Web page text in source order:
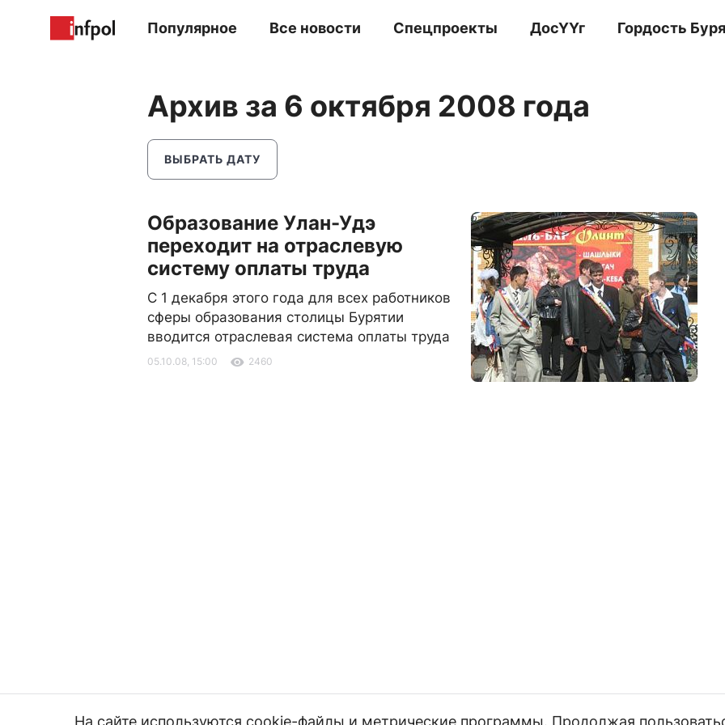
Популярное Все новости Спецпроекты ДосҮҮг Гордость
Архив за 6 октября 2008 года
ВЫБРАТЬ ДАТУ
Образование Улан-Удэ
переходит на отраслевую
систему оплаты труда
С 1 декабря этого года для всех работников
сферы образования столицы Бурятии
вводится отраслевая система оплаты труда
05.10.08, 15:00 2460
На сайте используются cookie-файлы и метрические программы. Продолжая